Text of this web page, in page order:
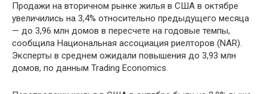
Продажи на вторичном рынке жилья в США в октябре
увеличились на 3,4% относительно предыдущего месяца
— до 3,96 млн домов в пересчете на годовые темпы,
сообщила Национальная ассоциация риелторов (NAR).
Эксперты в среднем ожидали повышения до 3,93 млн
домов, по данным Trading Economics.